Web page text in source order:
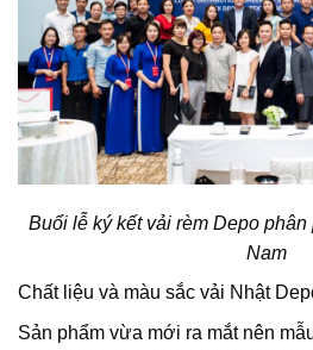
Buổi lễ ký kết vải rèm Depo
Nam
Chất liệu và màu sắc vải Nhật
Sản phẩm vừa mới ra mắt nên